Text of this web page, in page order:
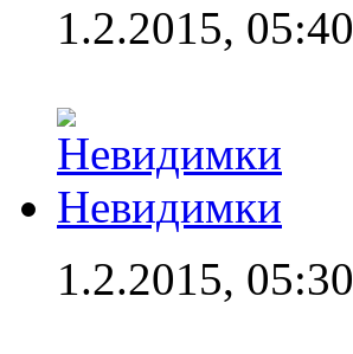
1.2.2015, 05:40
Невидимки
1.2.2015, 05:30